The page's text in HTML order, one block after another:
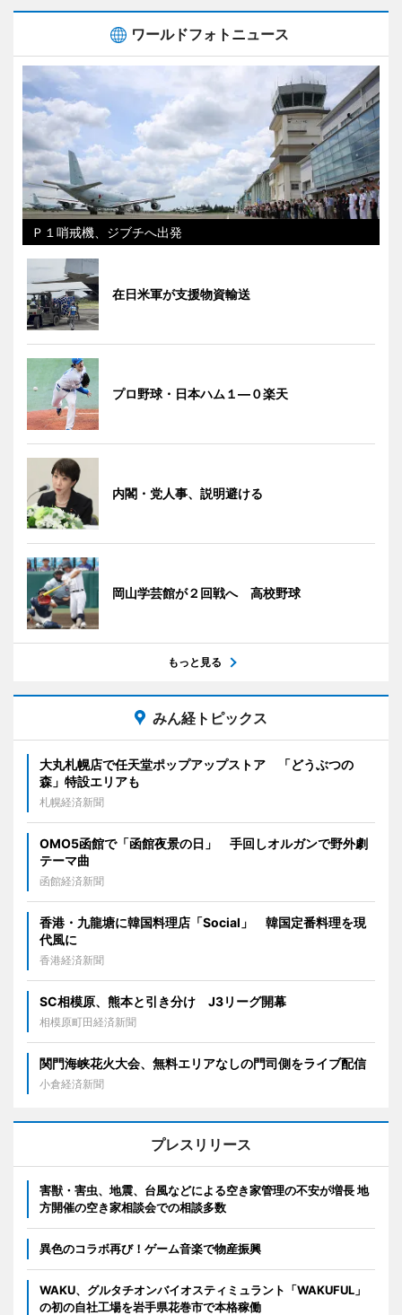
ワールドフォトニュース
Ｐ１哨戒機、ジブチへ出発
在日米軍が支援物資輸送
プロ野球・日本ハム１―０楽天
内閣・党人事、説明避ける
岡山学芸館が２回戦へ 高校野球
もっと見る
みん経トピックス
大丸札幌店で任天堂ポップアップストア 「どうぶつの
森」特設エリアも
札幌経済新聞
OMO5函館で「函館夜景の日」 手回しオルガンで野外劇
テーマ曲
函館経済新聞
香港・九龍塘に韓国料理店「Social」 韓国定番料理を現
代風に
香港経済新聞
SC相模原、熊本と引き分け J3リーグ開幕
相模原町田経済新聞
関門海峡花火大会、無料エリアなしの門司側をライブ配信
小倉経済新聞
プレスリリース
害獣・害虫、地震、台風などによる空き家管理の不安が増長 地
方開催の空き家相談会での相談多数
異色のコラボ再び！ゲーム音楽で物産振興
WAKU、グルタチオンバイオスティミュラント「WAKUFUL」
の初の自社工場を岩手県花巻市で本格稼働